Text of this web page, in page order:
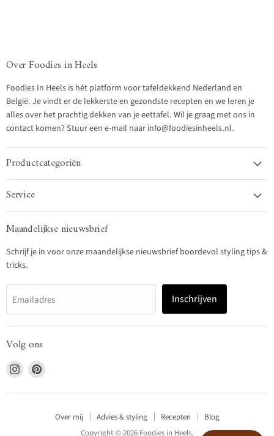
Over Foodies in Heels
Foodies In Heels is hét platform voor tafeldekkend Nederland en
België. Je vindt er de lekkerste en gezondste recepten en we leren je
alles over het prachtig dekken van je eettafel. Wil je graag met ons in
contact komen? Stuur een e-mail naar info@foodiesinheels.nl.
Productcategoriën
Service
Maandelijkse nieuwsbrief
Schrijf je in voor onze maandelijkse nieuwsbrief boordevol styling tips &
tricks.
Emailadres Inschrijven
Volg ons
Vind
ons
op
Vind
op
Over mij Advies & styling Recepten
Blog
Copyright © 2026 Foodies in Heels.